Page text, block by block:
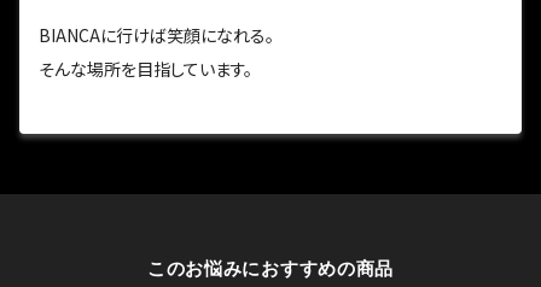
BIANCAに行けば笑顔になれる。
そんな場所を目指しています。
このお悩みにおすすめの商品